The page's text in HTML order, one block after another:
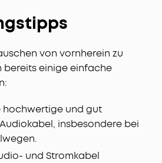
von vornherein zu
bereits einige einfache
hochwertige und gut
insbesondere bei
und Stromkabel